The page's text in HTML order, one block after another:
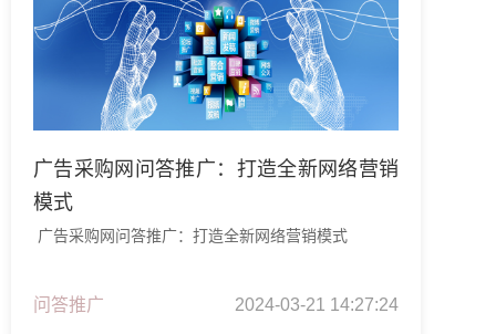
广告采购网问答推广：打造全新网络营销
模式
广告采购网问答推广：打造全新网络营销模式
问答推广 2024-03-21 14:27:24